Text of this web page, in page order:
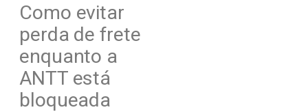
Como evitar
perda de frete
enquanto a
ANTT está
bloqueada